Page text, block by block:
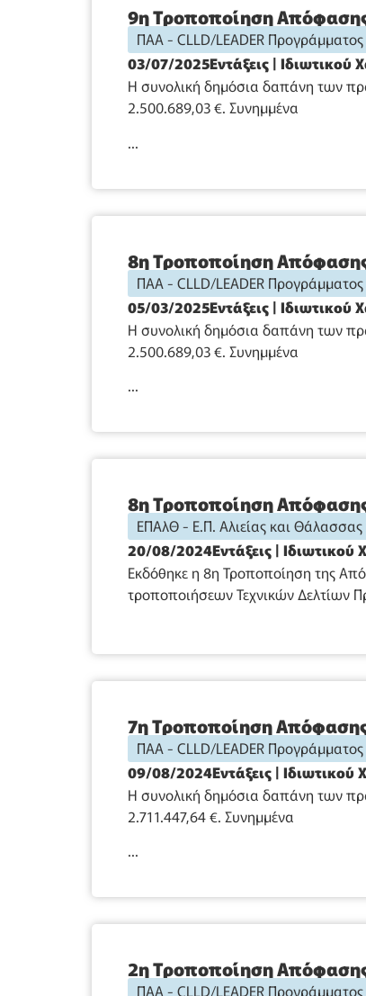
9η Τροποποίηση
ΠΑΑ - CLLD/LEADER
03/07/2025Εντάξεις | Ιδιωτικού
Η συνολική δημόσια δαπάνη των
2.500.689,03 €. Συνημμένα
...
8η Τροποποίηση
ΠΑΑ - CLLD/LEADER
05/03/2025Εντάξεις | Ιδιωτικού
Η συνολική δημόσια δαπάνη των
2.500.689,03 €. Συνημμένα
...
8η Τροποποίηση
ΕΠΑλΘ - Ε.Π. Αλιείας και
20/08/2024Εντάξεις | Ιδιωτικού
Εκδόθηκε η 8η Τροποποίηση της
τροποποιήσεων Τεχνικών Δελτίων
7η Τροποποίηση
ΠΑΑ - CLLD/LEADER
09/08/2024Εντάξεις | Ιδιωτικού
Η συνολική δημόσια δαπάνη των
2.711.447,64 €. Συνημμένα
...
2η Τροποποίηση
ΠΑΑ - CLLD/LEADER